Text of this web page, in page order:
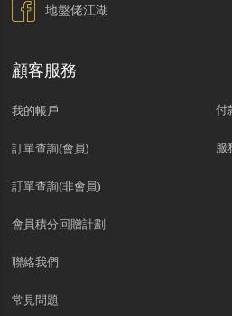
地盤佬江湖
顧客服務
我的帳戶
訂單查詢(會員)
訂單查詢(非會員)
會員積分回贈計劃
聯絡我們
常見問題
付
服